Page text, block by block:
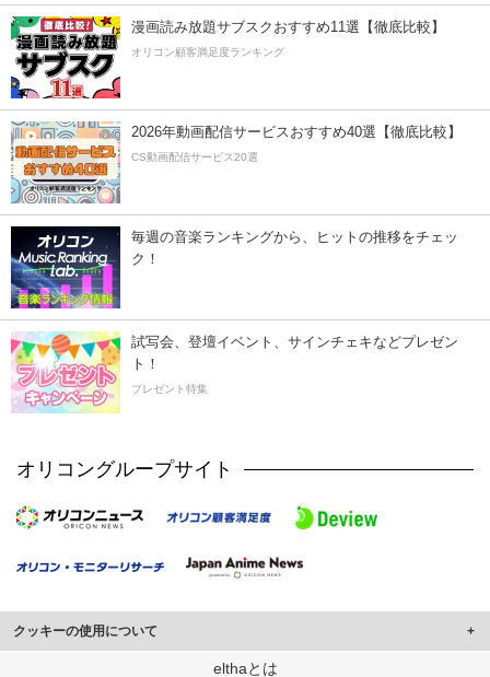
漫画読み放題サブスクおすすめ11選【徹底比較】
オリコン顧客満足度ランキング
2026年動画配信サービスおすすめ40選【徹底比較】
CS動画配信サービス20選
毎週の音楽ランキングから、ヒットの推移をチェッ
ク！
試写会、登壇イベント、サインチェキなどプレゼン
ト！
プレゼント特集
オリコングループサイト
クッキーの使用について
このサイトでは Cookie を使用して、ユーザーに合わせたコンテンツや広告の
elthaとは